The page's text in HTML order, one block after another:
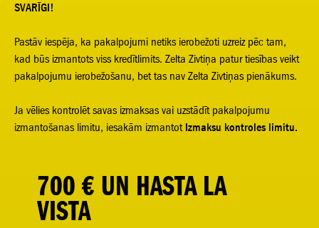
SVARĪGI!
Pastāv iespēja, ka pakalpojumi netiks ierobežoti uzreiz pēc tam,
kad būs izmantots viss kredītlimits. Zelta Zivtiņa patur tiesības veikt
pakalpojumu ierobežošanu, bet tas nav Zelta Zivtiņas pienākums.
Ja vēlies kontrolēt savas izmaksas vai uzstādīt pakalpojumu
izmantošanas limitu, iesakām izmantot Izmaksu kontroles limitu.
700 € UN HASTA LA
VISTA